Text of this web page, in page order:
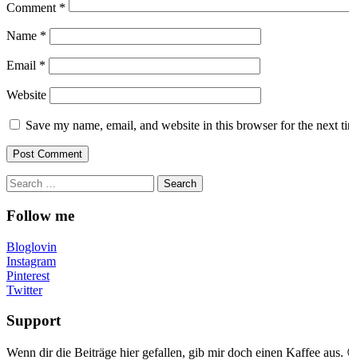
Comment *
Name *
Email *
Website
Save my name, email, and website in this browser for the next
Search
for:
Follow me
Bloglovin
Instagram
Pinterest
Twitter
Support
Wenn dir die Beiträge hier gefallen, gib mir doch einen Kaffee aus.